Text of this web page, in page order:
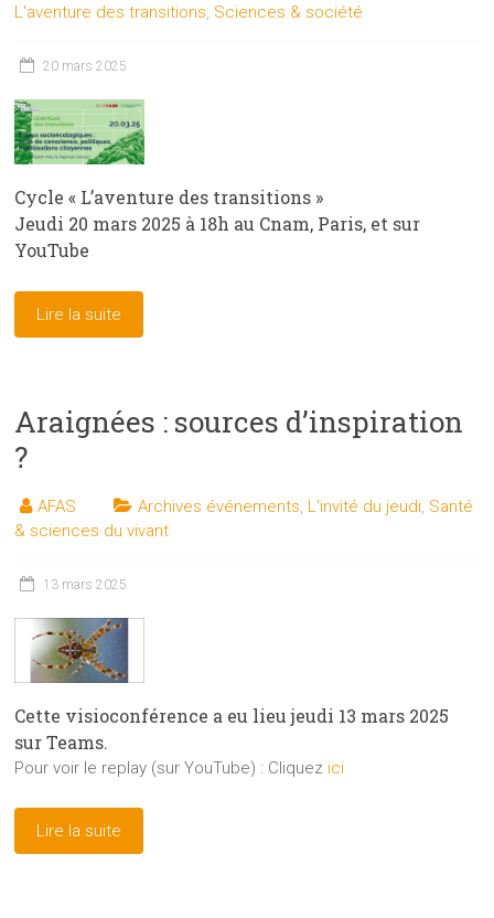
L'aventure des transitions, Sciences & société
20 mars 2025
Cycle « L’aventure des transitions »
Jeudi 20 mars 2025 à 18h au Cnam, Paris, et sur
YouTube
Lire la suite
Araignées : sources d’inspiration
?
AFAS Archives événements, L'invité du jeudi, Santé
& sciences du vivant
13 mars 2025
Cette visioconférence a eu lieu jeudi 13 mars 2025
sur Teams.
Pour voir le replay (sur YouTube) : Cliquez ici
Lire la suite